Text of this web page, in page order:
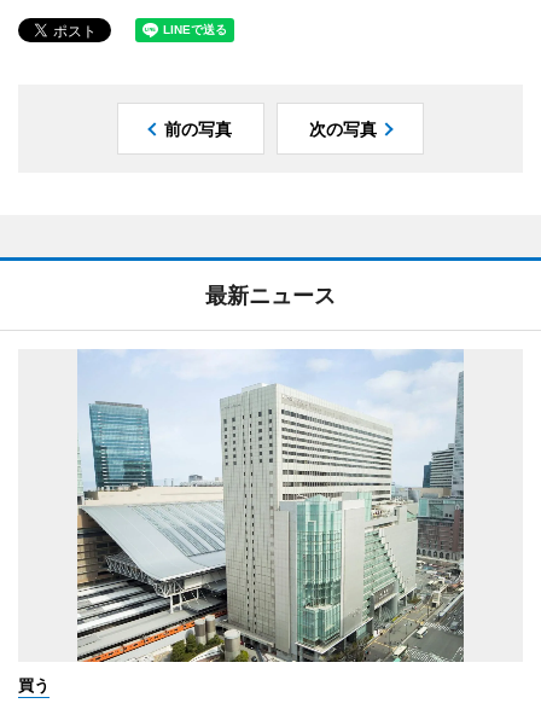
前の写真 次の写真
最新ニュース
買う